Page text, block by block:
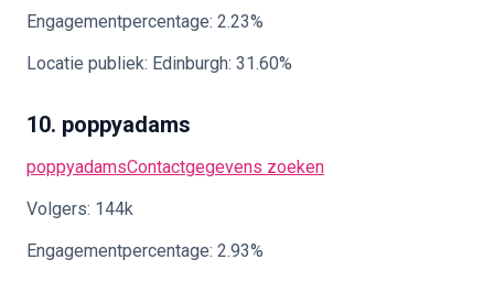
Engagementpercentage: 2.23%
Locatie publiek: Edinburgh: 31.60%
10. poppyadams
poppyadamsContactgegevens zoeken
Volgers: 144k
Engagementpercentage: 2.93%